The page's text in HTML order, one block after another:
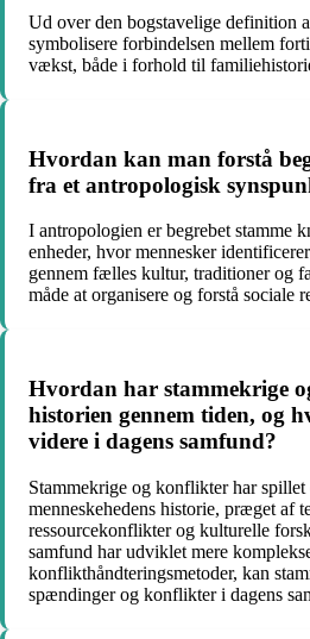
Ud over den bogstavelige definition
symbolisere forbindelsen mellem
vækst, både i forhold til
Hvordan kan man forstå
fra et antropologisk
I antropologien er begrebet stamme
enheder, hvor mennesker
gennem fælles kultur, traditioner og
måde at organisere og forstå sociale
Hvordan har stammekrige
historien gennem tiden, og
videre i dagens samfund?
Stammekrige og konflikter har spillet
menneskehedens historie, præget af
ressourcekonflikter og kulturelle
samfund har udviklet mere
konflikthåndteringsmetoder, kan
spændinger og konflikter i dagens